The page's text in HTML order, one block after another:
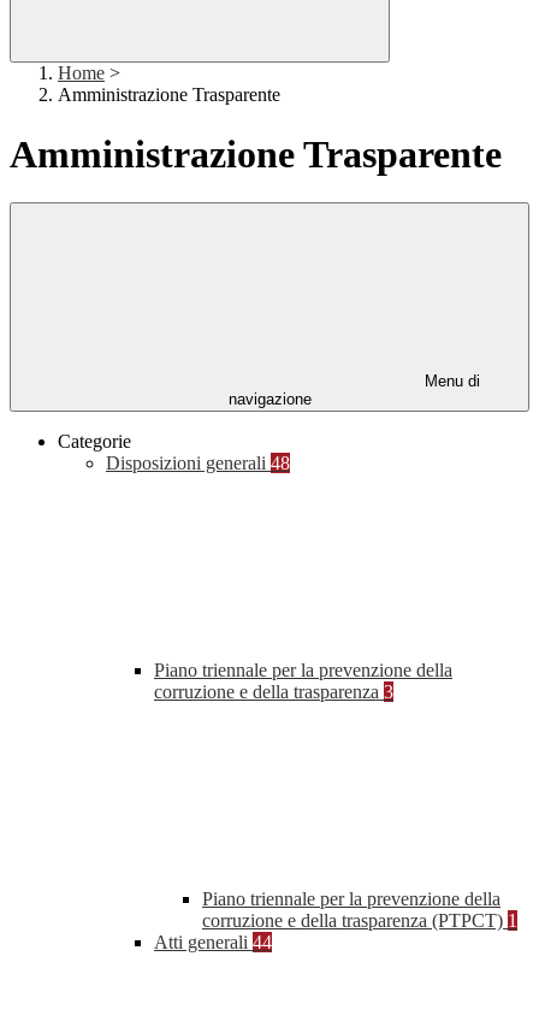
Home >
Amministrazione Trasparente
Amministrazione Trasparente
Menu di
navigazione
Categorie
Disposizioni generali 48
Piano triennale per la prevenzione della
corruzione e della trasparenza 3
Piano triennale per la prevenzione della
corruzione e della trasparenza (PTPCT) 1
Atti generali 44